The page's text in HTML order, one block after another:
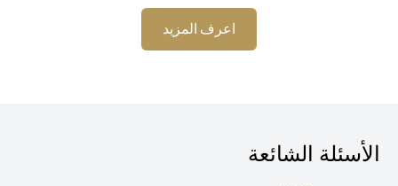
اعرف المزيد
الأسئلة الشائعة